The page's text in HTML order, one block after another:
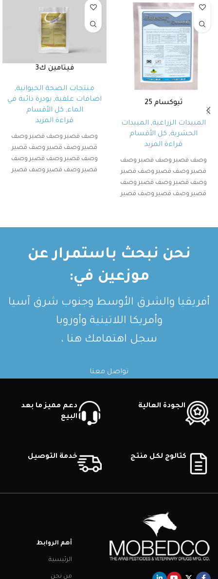
ثيوكسام 25
المبيدات الزراعية, المبيدات
الحشرية, كل الأقسام
قراءة المزيد
وصف قصير وصف قصير وصف
قصير وصف قصير وصف قصير
وصف قصير وصف قصير وصف
قصير وصف قصير وصف قصير
فيتامين ك3
منتجات الصحة الحيوانية,
اضافات علفية, بودرة ذائبة في
الماء, كل الأقسام
قراءة المزيد
وصف قصير وصف قصير وصف
قصير وصف قصير وصف قصير
وصف قصير وصف قصير وصف
قصير وصف قصير وصف قصير
نحن نبحث باستمرار عن
موزعين في:
أفريقيا والشرق الأوسط وجنوب شرق آسيا
وأمريكا اللاتينية وأوروبا
سجل اهتمامك هنا ،
تواصل معنا
الجودة العالية
دعم مميز ما بعد
البيع
كتالوج لكل منتج خدمة التوصيل
أهم الروابط
الرئيسية
من نحن